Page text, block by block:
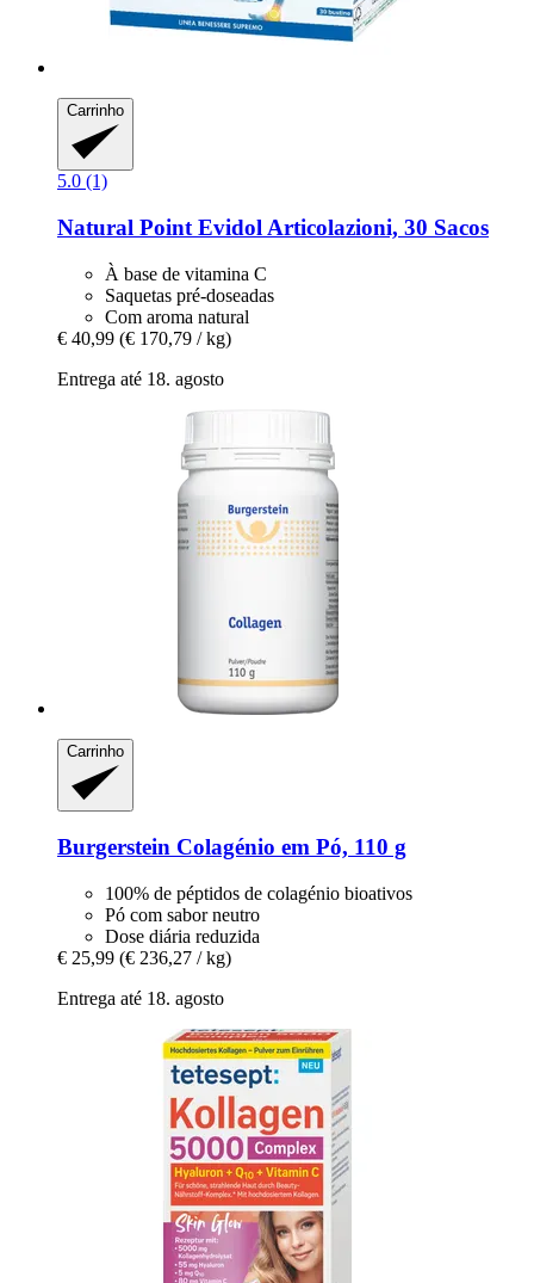
Carrinho
5.0 (1)
Natural Point Evidol Articolazioni, 30 Sacos
À base de vitamina C
Saquetas pré-doseadas
Com aroma natural
€ 40,99 (€ 170,79 / kg)
Entrega até 18. agosto
Carrinho
Burgerstein Colagénio em Pó, 110 g
100% de péptidos de colagénio bioativos
Pó com sabor neutro
Dose diária reduzida
€ 25,99 (€ 236,27 / kg)
Entrega até 18. agosto